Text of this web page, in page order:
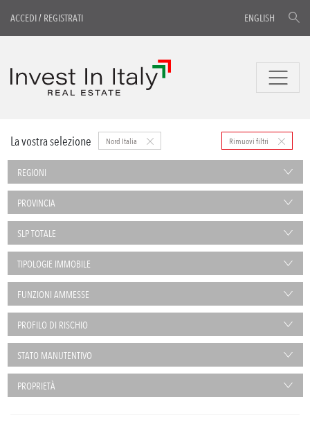
ACCEDI/ REGISTRATI ENGLISH
La vostra selezione Nord Italia Rimuovi filtri
REGIONI
PROVINCIA
SLP TOTALE
TIPOLOGIE IMMOBILE
FUNZIONI AMMESSE
PROFILO DI RISCHIO
STATO MANUTENTIVO
PROPRIETÀ